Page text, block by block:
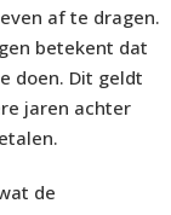
af te dragen.
betekent dat
doen. Dit geldt
jaren achter
de